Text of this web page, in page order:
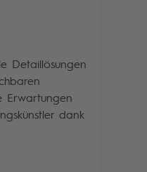
Detaillösungen
Erwartungen
dank